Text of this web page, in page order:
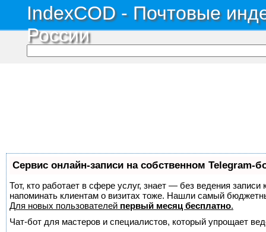
IndexCOD - Почтовые
России
Сервис онлайн-записи на собственном Telegram-
Тот, кто работает в сфере услуг, знает — без ведения
напоминать клиентам о визитах тоже. Нашли самый
Для новых пользователей первый месяц бесплатно.
Чат-бот для мастеров и специалистов, который упрощает